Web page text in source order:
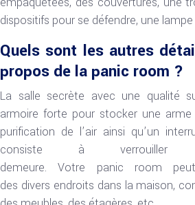
dispositifs pour se défendre, une
Quels sont les autres
propos de la panic room ?
La salle secrète avec une qualité
armoire forte pour stocker une
purification de l’air ainsi qu’un
consiste à verrouiller
demeure. Votre panic room
des divers endroits dans la maison,